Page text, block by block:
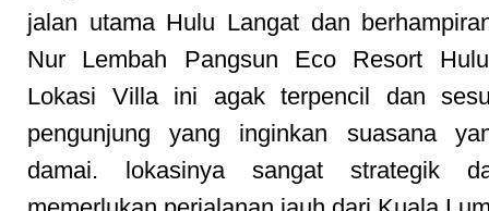
jalan utama Hulu Langat dan
Nur Lembah Pangsun Eco Resort
Lokasi Villa ini agak terpencil dan
pengunjung yang inginkan suasana
damai. lokasinya sangat strategik